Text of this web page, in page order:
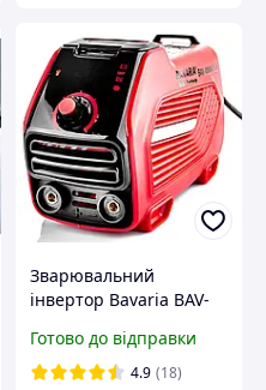
Зварювальний
інвертор Bavaria BAV-
інверторна
Готово до відправки
4.9 (18)